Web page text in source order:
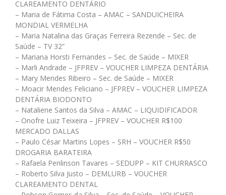
CLAREAMENTO DENTÁRIO
– Maria de Fátima Costa – AMAC – SANDUICHEIRA
MONDIAL VERMELHA
– Maria Natalina das Graças Ferreira Rezende – Sec. de
Saúde – TV 32”
– Mariana Horsti Fernandes – Sec. de Saúde – MIXER
– Marli Andrade – JFPREV – VOUCHER LIMPEZA DENTÁRIA
– Mary Mendes Ribeiro – Sec. de Saúde – MIXER
– Moacir Mendes Feliciano – JFPREV – VOUCHER LIMPEZA
DENTÁRIA BIODONTO
– Nataliene Santos da Silva – AMAC – LIQUIDIFICADOR
– Onofre Luiz Teixeira – JFPREV – VOUCHER R$100
MERCADO DALLAS
– Paulo César Martins Lopes – SRH – VOUCHER R$50
DROGARIA BARATEIRA
– Rafaela Penlinson Tavares – SEDUPP – KIT CHURRASCO
– Roberto Silva Justo – DEMLURB – VOUCHER
CLAREAMENTO DENTAL